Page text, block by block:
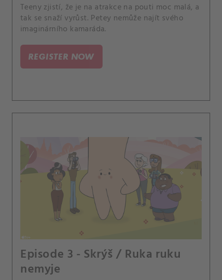
Teeny zjistí, že je na atrakce na pouti moc malá, a
tak se snaží vyrůst. Petey nemůže najít svého
imaginárního kamaráda.
REGISTER NOW
Episode 3 - Skrýš / Ruka ruku
nemyje